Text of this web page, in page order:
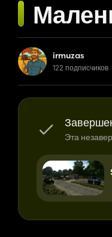
irmuzas
122 подписчиков
Эта